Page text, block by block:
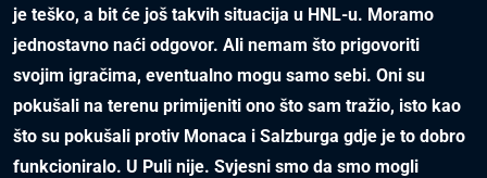
je teško, a bit će još takvih situacija u HNL-u. Moramo
jednostavno naći odgovor. Ali nemam što prigovoriti
svojim igračima, eventualno mogu samo sebi. Oni su
pokušali na terenu primijeniti ono što sam tražio, isto kao
što su pokušali protiv Monaca i Salzburga gdje je to dobro
funkcioniralo. U Puli nije. Svjesni smo da smo mogli